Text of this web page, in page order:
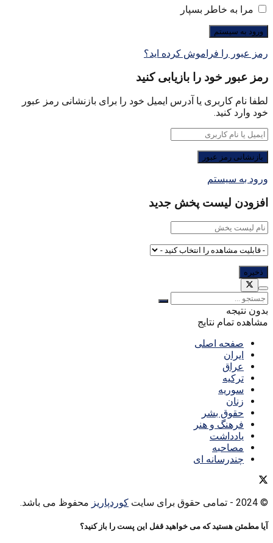
مرا به خاطر بسپار
رمز عبور را فراموش کرده اید؟
رمز عبور خود را بازیابی کنید
لطفا نام کاربری یا آدرس ایمیل خود را برای بازنشانی رمز عبور
خود وارد کنید.
ورود به سیستم
افزودن لیست پخش جدید
بدون نتیجه
مشاهده تمام نتایج
صفحه اصلی
ایران
عراق
ترکیه
سوریه
زنان
حقوق بشر
فرهنگ و هنر
یادداشت
مصاحبه
چندرسانه ای
© 2024 - تمامی حقوق برای سایت کوردپاریز محفوظ می باشد.
آیا مطمئن هستید که می خواهید قفل این پست را باز کنید؟